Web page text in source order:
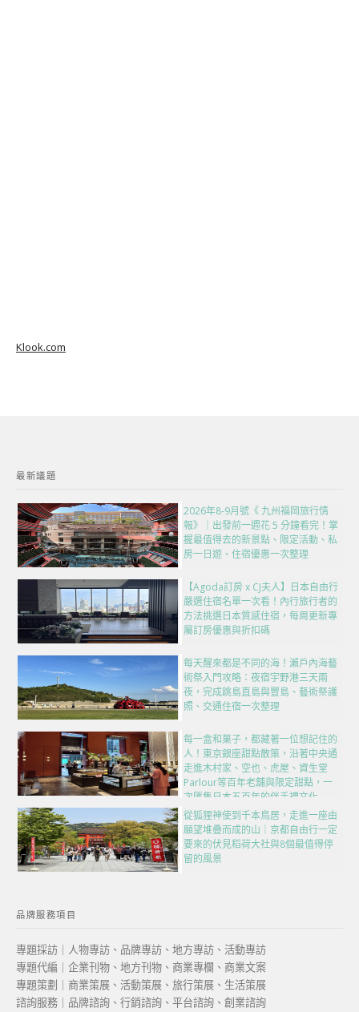
Klook.com
最新議題
2026年8-9月號《 九州福岡旅行情
報》｜出發前一週花 5 分鐘看完！掌
握最值得去的新景點、限定活動、私
房一日遊、住宿優惠一次整理
【Agoda訂房 x CJ夫人】日本自由行
嚴選住宿名單一次看！內行旅行者的
方法挑選日本質感住宿，每周更新專
屬訂房優惠與折扣碼
每天醒來都是不同的海！瀨戶內海藝
術祭入門攻略：夜宿宇野港三天兩
夜，完成跳島直島與豐島、藝術祭護
照、交通住宿一次整理
每一盒和菓子，都藏著一位想記住的
人！東京銀座甜點散策，沿著中央通
走進木村家、空也、虎屋、資生堂
Parlour等百年老舖與限定甜點，一
次匯集日本五百年的伴手禮文化
從狐狸神使到千本鳥居，走進一座由
願望堆疊而成的山｜京都自由行一定
要來的伏見稻荷大社與8個最值得停
留的風景
品牌服務項目
專題採訪｜人物專訪、品牌專訪、地方專訪、活動專訪
專題代編｜企業刊物、地方刊物、商業專欄、商業文案
專題策劃｜商業策展、活動策展、旅行策展、生活策展
諮詢服務｜品牌諮詢、行銷諮詢、平台諮詢、創業諮詢